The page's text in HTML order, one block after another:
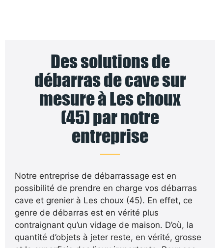
Des solutions de
débarras de cave sur
mesure à Les choux
(45) par notre
entreprise
Notre entreprise de débarrassage est en
possibilité de prendre en charge vos débarras
cave et grenier à Les choux (45). En effet, ce
genre de débarras est en vérité plus
contraignant qu’un vidage de maison. D’où, la
quantité d’objets à jeter reste, en vérité, grosse